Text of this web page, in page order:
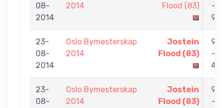
08-
2014
2014 Flood (83)
-
9
23-
08-
2014
Oslo Bymesterskap
2014
Jostein
Flood (83)
9
-
4
23-
08-
Oslo Bymesterskap
2014
Jostein
Flood (83)
9
-